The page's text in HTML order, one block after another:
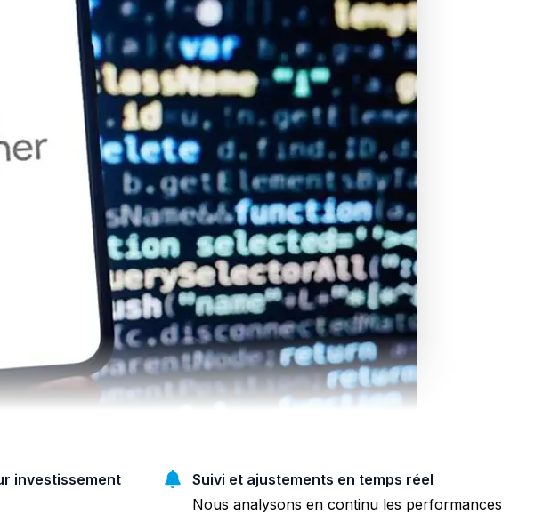
investissement
Suivi et ajustements en temps réel
Nous analysons en continu les performances